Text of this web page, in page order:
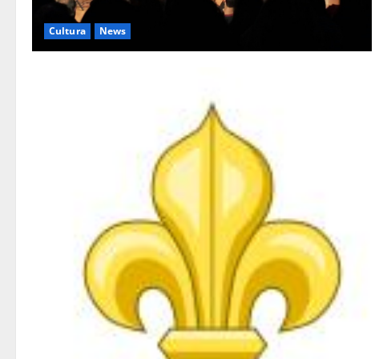
Cultura News